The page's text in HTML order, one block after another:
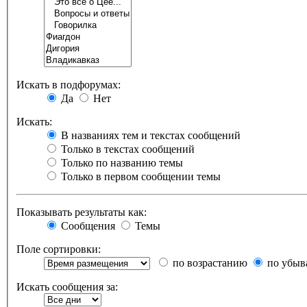
Искать в подфорумах:
Да
Нет
Искать:
В названиях тем и текстах сообщений
Только в текстах сообщений
Только по названию темы
Только в первом сообщении темы
Показывать результаты как:
Сообщения
Темы
Поле сортировки:
по возрастанию
по
Искать сообщения за: